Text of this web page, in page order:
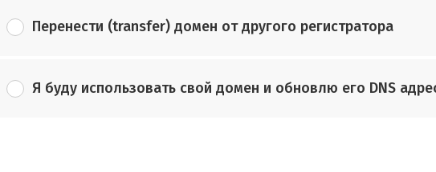
Перенести (transfer) домен от другого регистратора
Я буду использовать свой домен и обновлю его DNS